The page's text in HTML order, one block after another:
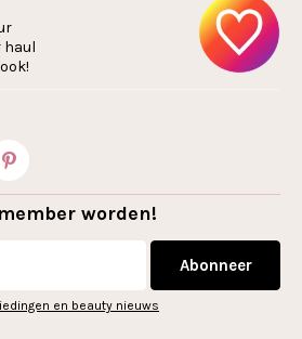
haul
worden!
Abonneer
en beauty nieuws